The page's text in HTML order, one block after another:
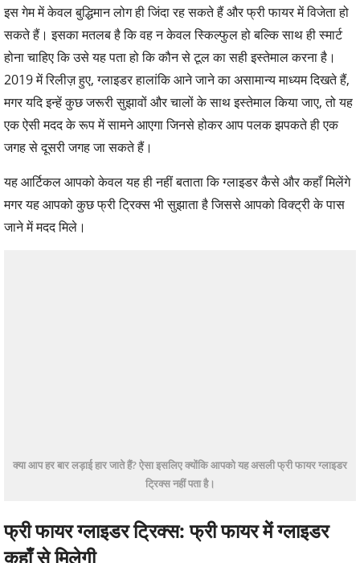
इस गेम में केवल बुद्धिमान लोग ही जिंदा रह सकते हैं और फ्री फायर में विजेता हो
सकते हैं। इसका मतलब है कि वह न केवल स्किल्फुल हो बल्कि साथ ही स्मार्ट
होना चाहिए कि उसे यह पता हो कि कौन से टूल का सही इस्तेमाल करना है।
2019 में रिलीज़ हुए, ग्लाइडर हालांकि आने जाने का असामान्य माध्यम दिखते हैं,
मगर यदि इन्हें कुछ जरूरी सुझावों और चालों के साथ इस्तेमाल किया जाए, तो यह
एक ऐसी मदद के रूप में सामने आएगा जिनसे होकर आप पलक झपकते ही एक
जगह से दूसरी जगह जा सकते हैं।
यह आर्टिकल आपको केवल यह ही नहीं बताता कि ग्लाइडर कैसे और कहाँ मिलेंगे
मगर यह आपको कुछ फ्री ट्रिक्स भी सुझाता है जिससे आपको विक्ट्री के पास
जाने में मदद मिले।
क्या आप हर बार लड़ाई हार जाते हैं? ऐसा इसलिए क्योंकि आपको यह असली फ्री फायर ग्लाइडर
ट्रिक्स नहीं पता है।
फ्री फायर ग्लाइडर ट्रिक्स: फ्री फायर में ग्लाइडर
कहाँ से मिलेगी